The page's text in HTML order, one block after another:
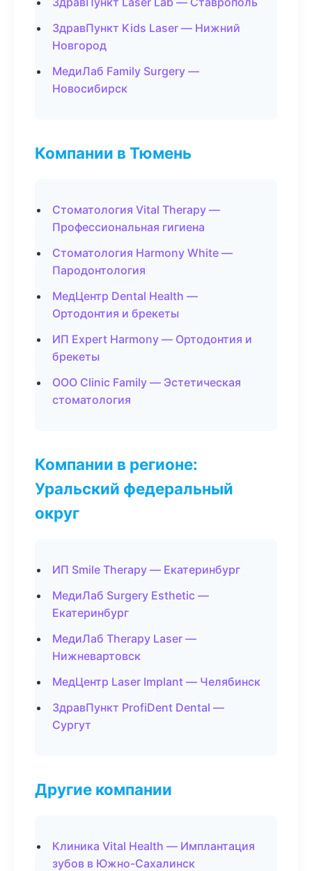
ЗдравПункт Kids Laser — Нижний
Новгород
МедиЛаб Family Surgery —
Новосибирск
Компании в Тюмень
Стоматология Vital Therapy —
Профессиональная гигиена
Стоматология Harmony White —
Пародонтология
МедЦентр Dental Health —
Ортодонтия и брекеты
ИП Expert Harmony — Ортодонтия и
брекеты
ООО Clinic Family — Эстетическая
стоматология
Компании в регионе:
Уральский федеральный
округ
ИП Smile Therapy — Екатеринбург
МедиЛаб Surgery Esthetic —
Екатеринбург
МедиЛаб Therapy Laser —
Нижневартовск
МедЦентр Laser Implant — Челябинск
ЗдравПункт ProfiDent Dental —
Сургут
Другие компании
Клиника Vital Health — Имплантация
зубов в Южно-Сахалинск